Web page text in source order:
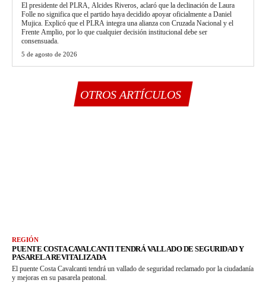
El presidente del PLRA, Alcides Riveros, aclaró que la declinación de Laura
Folle no significa que el partido haya decidido apoyar oficialmente a Daniel
Mujica. Explicó que el PLRA integra una alianza con Cruzada Nacional y el
Frente Amplio, por lo que cualquier decisión institucional debe ser
consensuada.
5 de agosto de 2026
OTROS ARTÍCULOS
REGIÓN
PUENTE COSTA CAVALCANTI TENDRÁ VALLADO DE SEGURIDAD Y
PASARELA REVITALIZADA
El puente Costa Cavalcanti tendrá un vallado de seguridad reclamado por la ciudadanía
y mejoras en su pasarela peatonal.